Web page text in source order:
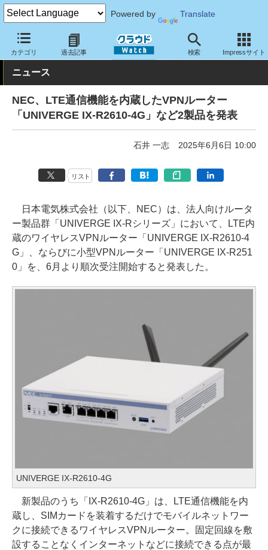
Powered by Translate
カテゴリ 過去記事 検索 Impressサイト
クラウド Watch ネットワーク ルータ
ニュース
NEC、LTE通信機能を内蔵したVPNルーター
「UNIVERGE IX-R2610-4G」など2製品を発表
石井 一志 2025年6月6日 10:00
リスト
日本電気株式会社（以下、NEC）は、法人向けルータ
ー製品群「UNIVERGE IX-Rシリーズ」において、LTE内
蔵のワイヤレスVPNルーター「UNIVERGE IX-R2610-4
G」、ならびに小型VPNルーター「UNIVERGE IX-R251
0」を、6月より順次受注開始すると発表した。
UNIVERGE IX-R2610-4G
新製品のうち「IX-R2610-4G」は、LTE通信機能を内
蔵し、SIMカードを装着するだけでモバイルネットワー
クに接続できるワイヤレスVPNルーター。固定回線を敷
設することなくインターネットなどに接続できる点が最